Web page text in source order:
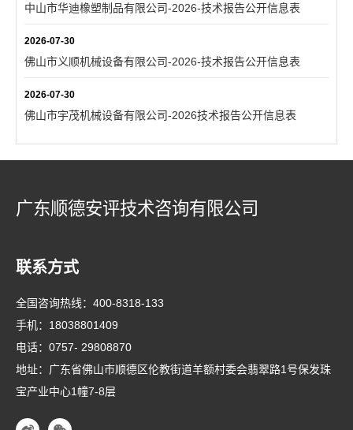
中山市华迪橡塑制品有限公司-2026-技术报告公开信息表
2026-07-30
佛山市义顺机械设备有限公司-2026-技术报告公开信息表
2026-07-30
佛山市宇茂机械设备有限公司-2026技术报告公开信息表
广东顺德安评技术咨询有限公司
联系方式
全国咨询热线： 400-8318-133
手机： 18038801409
电话： 0757- 29808870
地址：广东省佛山市顺德区伦教街道羊额村委会翡翠路1号保发珠
宝产业中心1幢7-8层